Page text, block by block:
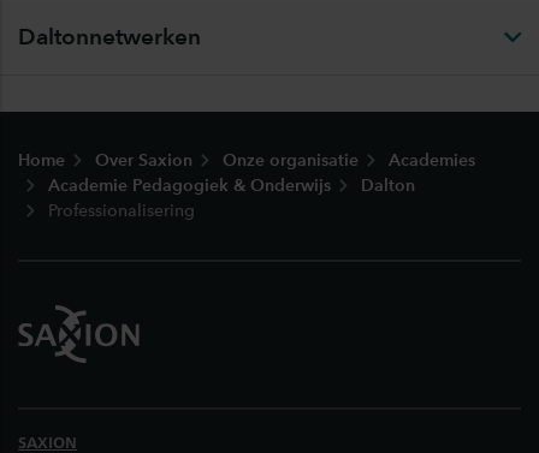
Daltonnetwerken
Home Over Saxion Onze organisatie
Academies
Academie Pedagogiek & Onderwijs
Dalton
Professionalisering
SAXION